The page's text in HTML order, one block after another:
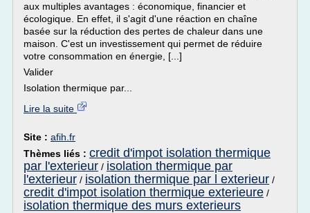
aux multiples avantages : économique, financier et
écologique. En effet, il s'agit d'une réaction en chaîne
basée sur la réduction des pertes de chaleur dans une
maison. C'est un investissement qui permet de réduire
votre consommation en énergie, [...]
Valider
Isolation thermique par...
Lire la suite
Site : afih.fr
Thèmes liés : credit d'impot isolation thermique
par l'exterieur / isolation thermique par
l'exterieur / isolation thermique par l exterieur /
credit d'impot isolation thermique exterieure /
isolation thermique des murs exterieurs